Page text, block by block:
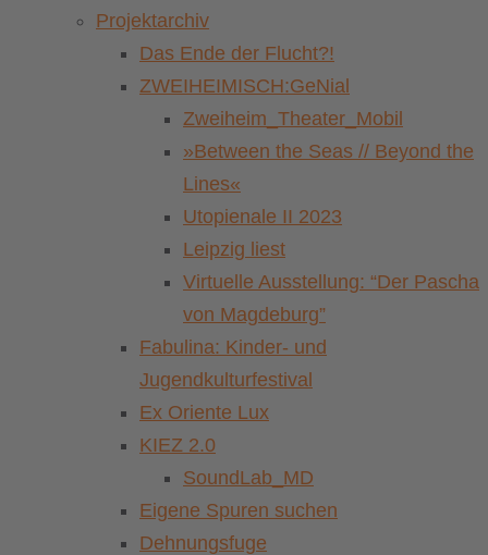
Projektarchiv
Das Ende der Flucht?!
ZWEIHEIMISCH:GeNial
Zweiheim_Theater_Mobil
»Between the Seas // Beyond the
Lines«
Utopienale II 2023
Leipzig liest
Virtuelle Ausstellung: “Der Pascha
von Magdeburg”
Fabulina: Kinder- und
Jugendkulturfestival
Ex Oriente Lux
KIEZ 2.0
SoundLab_MD
Eigene Spuren suchen
Dehnungsfuge